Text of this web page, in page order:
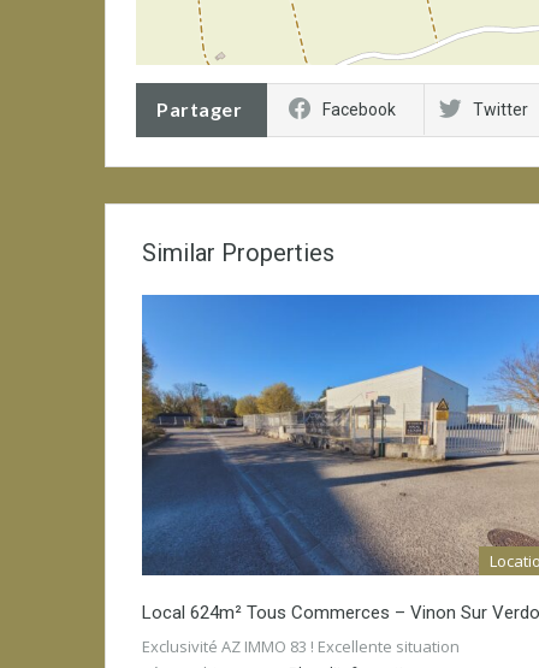
Partager Facebook Twitter
Similar Properties
Local 624m² Tous Commerces – Vinon Sur
Exclusivité AZ IMMO 83 ! Excellente situation